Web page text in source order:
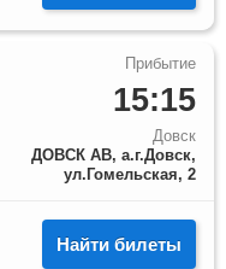
15:15
Довск
ДОВСК АВ, а.г.Довск,
ул.Гомельская, 2
Найти билеты